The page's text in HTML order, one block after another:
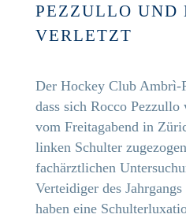
PEZZULLO
VERLETZT
Der Hockey Club Ambrì-
dass sich Rocco Pezzullo
vom Freitagabend in
linken Schulter
fachärztlichen
Verteidiger des
haben eine